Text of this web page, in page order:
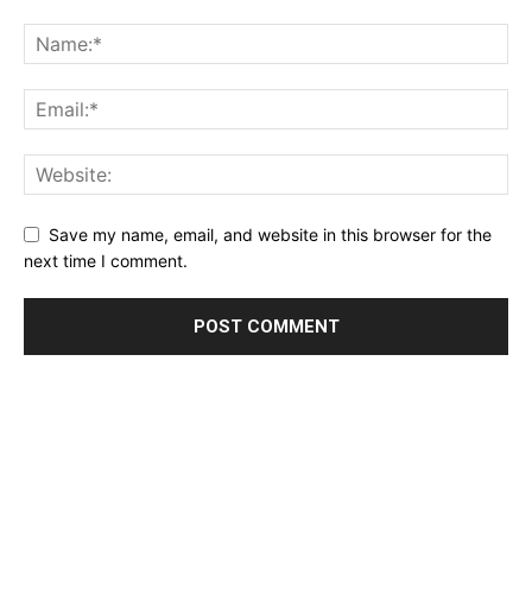
Save my name, email, and website in this browser for the
next time I comment.